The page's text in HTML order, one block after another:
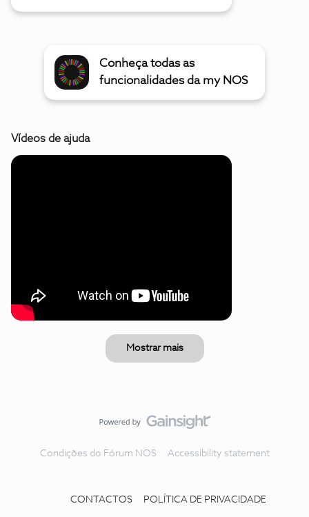
Conheça todas as
funcionalidades da my NOS
Vídeos de ajuda
Mostrar mais
Condições do Fórum NOS Accessibility statement
CONTACTOS POLÍTICA DE PRIVACIDADE